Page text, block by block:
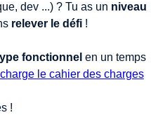
dev ...) ? Tu as un niveau
relever le défi!
fonctionnel en un temps
le cahier des charges
!